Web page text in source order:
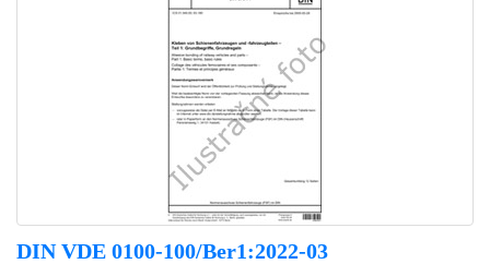
DIN VDE 0100-100/Ber1:2022-03